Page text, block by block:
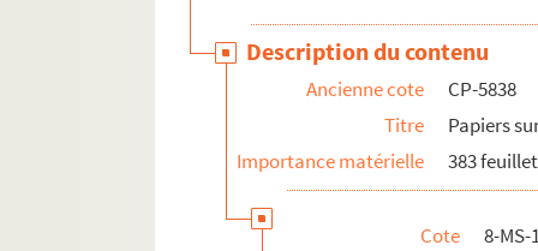
Description du contenu
Ancienne cote
CP-5838
Titre
Papiers
Importance matérielle
383
Cote
8-MS-